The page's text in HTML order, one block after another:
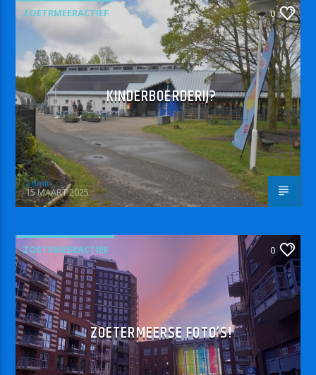
ZOETRMEERACTIEF 0
KINDERBOERDERIJ?
admin
15 MAART 2025
ZOETRMEERACTIEF 0
ZOETERMEERSE FOTO’S!